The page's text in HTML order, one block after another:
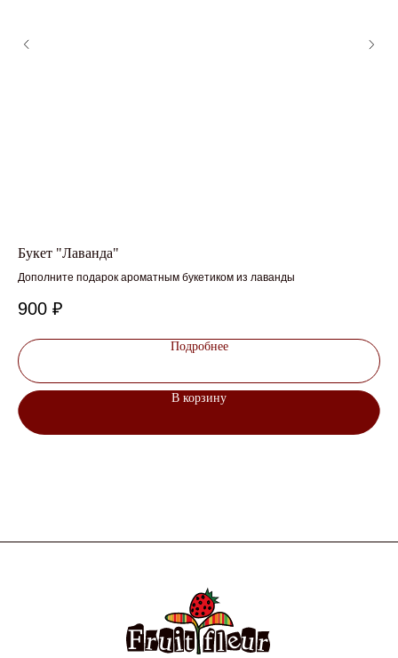
Букет "Лаванда"
Дополните подарок ароматным букетиком из лаванды
900 ₽
Подробнее
В корзину